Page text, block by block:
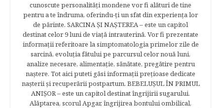
cunoscute personalităţi mondene vor fi alături de tine
pentru a te îndruma, oferindu-ţi un sfat din experienţa lor
de părinte. SARCINA ŞI NAŞTEREA – este un capitol
destinat celor 9 luni de viaţă intrauterină. Vor fi prezentate
informaţii referitoare la simptomatologia primelor zile de
sarcină, evoluţia fătului pe parcursul celor nouă luni,
analize necesare, alimentaţie, sănătate, pregătire pentru
naştere. Tot aici puteti găsi informaţii preţioase dedicate
naşterii şi recuperării postpartum. BEBELUŞUL ÎN PRIMUL
ANIŞOR – este un capitol destinat îngrijirii sugarului.
Alăptarea, scorul Apgar, îngrijirea bontului ombilical,